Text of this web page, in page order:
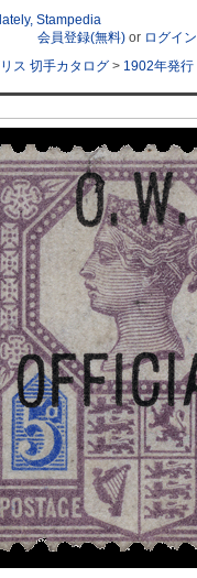
会員登録(無料) or ログイン
ス 切手カタログ > 1902年発行